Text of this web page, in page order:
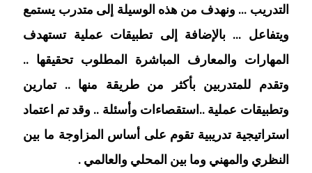
التدريب … ونهدف من هذه الوسيلة إلى متدرب يستمع
ويتفاعل … بالإضافة إلى تطبيقات عملية تستهدف
المهارات والمعارف المباشرة المطلوب تحقيقها ..
وتقدم للمتدربين بأكثر من طريقة منها .. تمارين
وتطبيقات عملية ..استقصاءات وأسئلة .. وقد تم اعتماد
استراتيجية تدريبية تقوم على أساس المزاوجة ما بين
النظري والمهني وما بين المحلي والعالمي .